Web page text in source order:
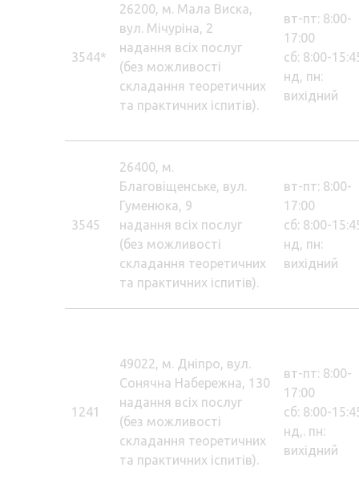
3544*
26200, м. Мала Виска,
вул. Мічуріна, 2
надання всіх послуг
(без можливості
складання теоретичних
та практичних іспитів).
вт-пт: 8:00-
17:00
сб: 8:00-
нд, пн:
вихідний
3545
26400, м.
Благовіщенське, вул.
Гуменюка, 9
надання всіх послуг
(без можливості
складання теоретичних
та практичних іспитів).
вт-пт: 8:00-
17:00
сб: 8:00-
нд, пн:
вихідний
1241
49022, м. Дніпро, вул.
Сонячна Набережна, 130
надання всіх послуг
(без можливості
складання теоретичних
та практичних іспитів).
вт-пт: 8:00-
17:00
сб: 8:00-
нд,. пн:
вихідний